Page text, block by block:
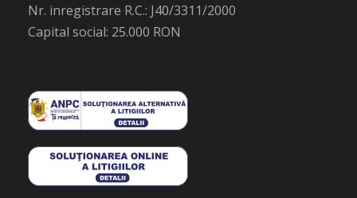
Nr. inregistrare R.C.: J40/3311/2000
Capital social: 25.000 RON